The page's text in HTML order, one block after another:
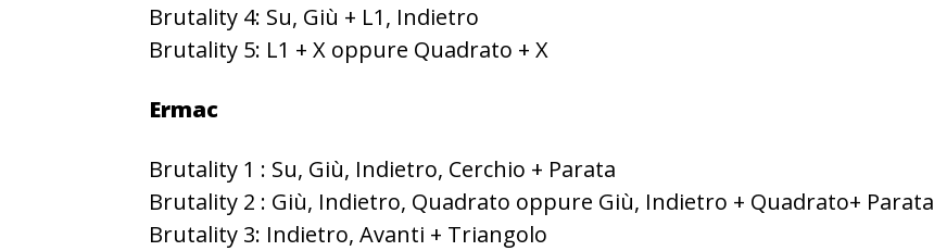
Brutality 4: Su, Giù + L1, Indietro
Brutality 5: L1 + X oppure Quadrato + X
Ermac
Brutality 1 : Su, Giù, Indietro, Cerchio + Parata
Brutality 2 : Giù, Indietro, Quadrato oppure Giù, Indietro + Quadrato+ Parata
Brutality 3: Indietro, Avanti + Triangolo